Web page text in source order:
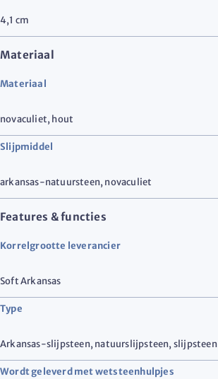
4,1 cm
Materiaal
Materiaal
novaculiet, hout
Slijpmiddel
arkansas-natuursteen, novaculiet
Features & functies
Korrelgrootte leverancier
Soft Arkansas
Type
Arkansas-slijpsteen,natuurslijpsteen,slijpsteen
Wordt geleverd met wetsteenhulpjes